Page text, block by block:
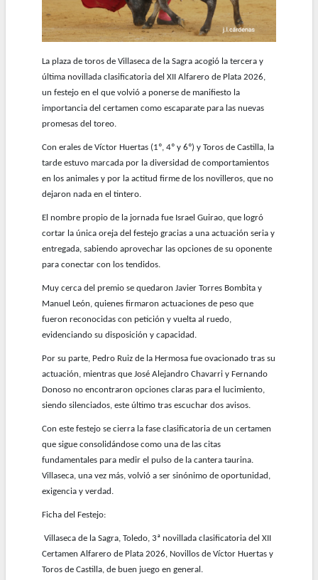
La plaza de toros de Villaseca de la Sagra acogió la tercera y
última novillada clasificatoria del XII Alfarero de Plata 2026,
un festejo en el que volvió a ponerse de manifiesto la
importancia del certamen como escaparate para las nuevas
promesas del toreo.
Con erales de Víctor Huertas (1º, 4º y 6º) y Toros de Castilla, la
tarde estuvo marcada por la diversidad de comportamientos
en los animales y por la actitud firme de los novilleros, que no
dejaron nada en el tintero.
El nombre propio de la jornada fue Israel Guirao, que logró
cortar la única oreja del festejo gracias a una actuación seria y
entregada, sabiendo aprovechar las opciones de su oponente
para conectar con los tendidos.
Muy cerca del premio se quedaron Javier Torres Bombita y
Manuel León, quienes firmaron actuaciones de peso que
fueron reconocidas con petición y vuelta al ruedo,
evidenciando su disposición y capacidad.
Por su parte, Pedro Ruiz de la Hermosa fue ovacionado tras su
actuación, mientras que José Alejandro Chavarri y Fernando
Donoso no encontraron opciones claras para el lucimiento,
siendo silenciados, este último tras escuchar dos avisos.
Con este festejo se cierra la fase clasificatoria de un certamen
que sigue consolidándose como una de las citas
fundamentales para medir el pulso de la cantera taurina.
Villaseca, una vez más, volvió a ser sinónimo de oportunidad,
exigencia y verdad.
Ficha del Festejo:
Villaseca de la Sagra, Toledo, 3ª novillada clasificatoria del XII
Certamen Alfarero de Plata 2026, Novillos de Víctor Huertas y
Toros de Castilla, de buen juego en general.